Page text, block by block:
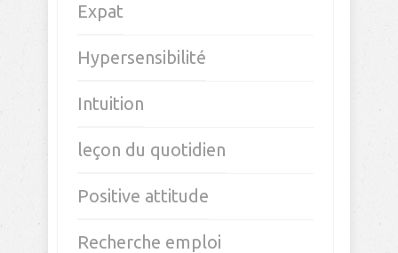
Expat
Hypersensibilité
Intuition
leçon du quotidien
Positive attitude
Recherche emploi